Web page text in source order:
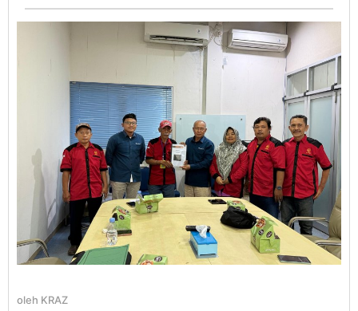
oleh KRAZ